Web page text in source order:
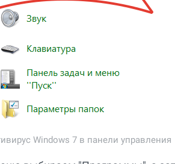
Windows 7 в панели управления